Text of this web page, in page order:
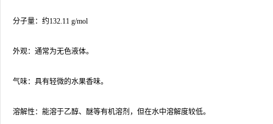
分子量：约132.11 g/mol
外观：通常为无色液体。
气味：具有轻微的水果香味。
溶解性：能溶于乙醇、醚等有机溶剂，但在水中溶解度较低。